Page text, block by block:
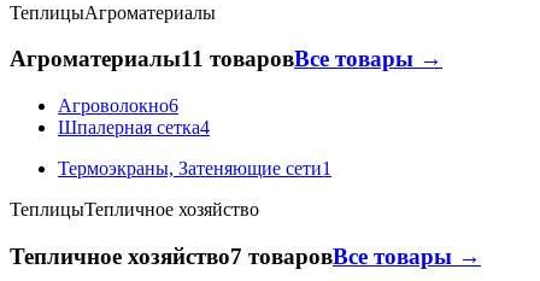
ТеплицыАгроматериалы
Агроматериалы11 товаровВсе товары →
Агроволокно6
Шпалерная сетка4
Термоэкраны, Затеняющие сети1
ТеплицыТепличное хозяйство
Тепличное хозяйство7 товаровВсе товары →